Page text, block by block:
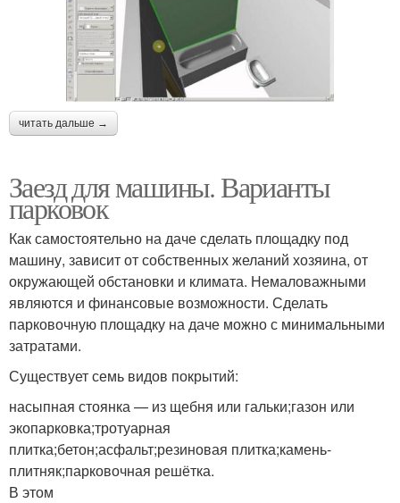
читать дальше →
Заезд для машины. Варианты
парковок
Как самостоятельно на даче сделать площадку под
машину, зависит от собственных желаний хозяина, от
окружающей обстановки и климата. Немаловажными
являются и финансовые возможности. Сделать
парковочную площадку на даче можно с минимальными
затратами.
Существует семь видов покрытий:
насыпная стоянка — из щебня или гальки;газон или
экопарковка;тротуарная
плитка;бетон;асфальт;резиновая плитка;камень-
плитняк;парковочная решётка.
В этом